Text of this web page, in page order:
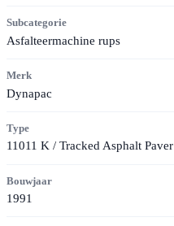
Subcategorie
Asfalteermachine rups
Merk
Dynapac
Type
11011 K / Tracked Asphalt Paver
Bouwjaar
1991